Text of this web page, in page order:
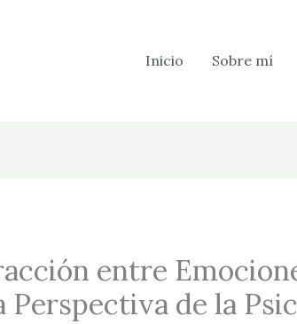
Inicio Sobre mí
entre
Perspectiva de la